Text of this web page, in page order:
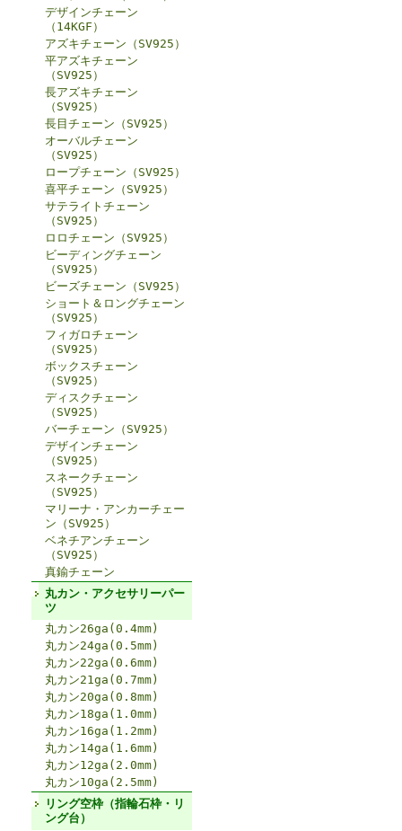
デザインチェーン
（14KGF）
アズキチェーン（SV925）
平アズキチェーン
（SV925）
長アズキチェーン
（SV925）
長目チェーン（SV925）
オーバルチェーン
（SV925）
ロープチェーン（SV925）
喜平チェーン（SV925）
サテライトチェーン
（SV925）
ロロチェーン（SV925）
ビーディングチェーン
（SV925）
ビーズチェーン（SV925）
ショート＆ロングチェーン
（SV925）
フィガロチェーン
（SV925）
ボックスチェーン
（SV925）
ディスクチェーン
（SV925）
バーチェーン（SV925）
デザインチェーン
（SV925）
スネークチェーン
（SV925）
マリーナ・アンカーチェー
ン（SV925）
ベネチアンチェーン
（SV925）
真鍮チェーン
丸カン・アクセサリーパー
ツ
丸カン26ga(0.4mm)
丸カン24ga(0.5mm)
丸カン22ga(0.6mm)
丸カン21ga(0.7mm)
丸カン20ga(0.8mm)
丸カン18ga(1.0mm)
丸カン16ga(1.2mm)
丸カン14ga(1.6mm)
丸カン12ga(2.0mm)
丸カン10ga(2.5mm)
リング空枠（指輪石枠・リ
ング台）